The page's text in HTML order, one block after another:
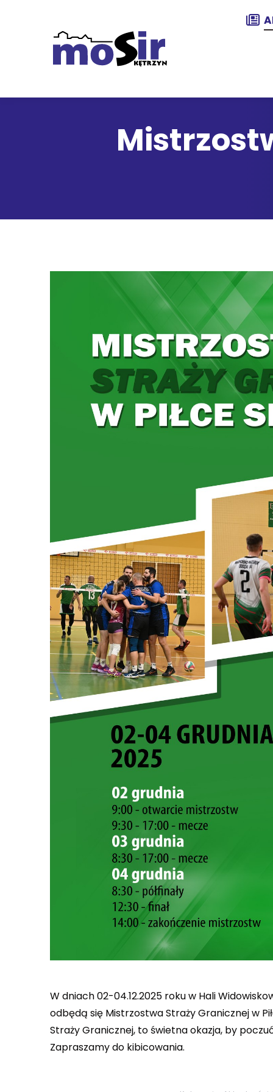
W dniach 02-04.12.2025 roku w Hali
odbędą się Mistrzostwa Straży Granicznej w
Straży Granicznej, to świetna okazja, by
Zapraszamy do kibicowania.